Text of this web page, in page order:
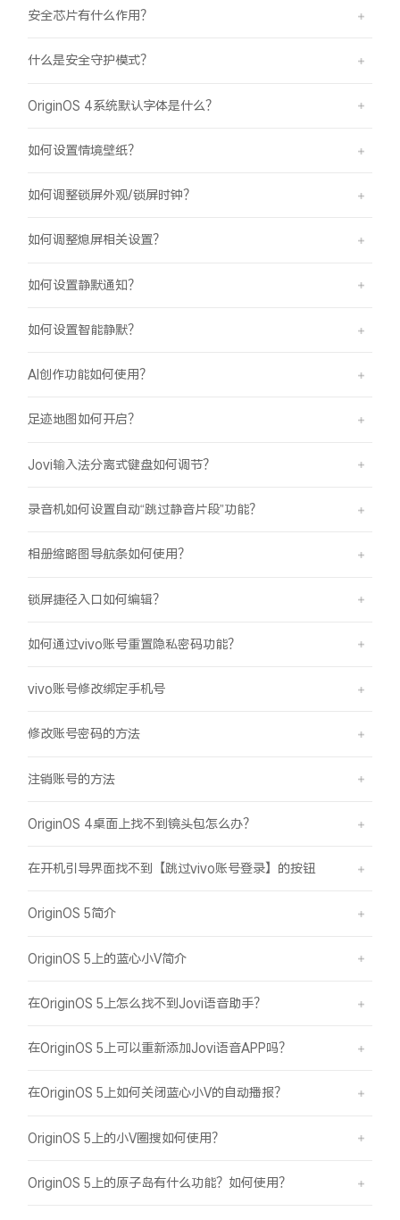
安全芯片有什么作用？
什么是安全守护模式？
OriginOS 4系统默认字体是什么？
如何设置情境壁纸？
如何调整锁屏外观/锁屏时钟？
如何调整熄屏相关设置？
如何设置静默通知？
如何设置智能静默？
AI创作功能如何使用？
足迹地图如何开启？
Jovi输入法分离式键盘如何调节？
录音机如何设置自动“跳过静音片段”功能？
相册缩略图导航条如何使用？
锁屏捷径入口如何编辑？
如何通过vivo账号重置隐私密码功能？
vivo账号修改绑定手机号
修改账号密码的方法
注销账号的方法
OriginOS 4桌面上找不到镜头包怎么办？
在开机引导界面找不到【跳过vivo账号登录】的按钮
OriginOS 5简介
OriginOS 5上的蓝心小V简介
在OriginOS 5上怎么找不到Jovi语音助手？
在OriginOS 5上可以重新添加Jovi语音APP吗？
在OriginOS 5上如何关闭蓝心小V的自动播报？
OriginOS 5上的小V圈搜如何使用？
OriginOS 5上的原子岛有什么功能？如何使用？